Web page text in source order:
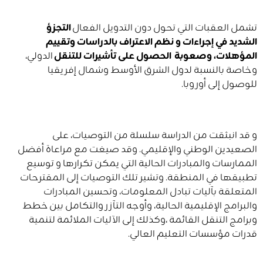
تشمل العقبات التي تحول دون التدويل الفعالالتجزؤ
الشديد في إجراءات و نظم الاعتراف بالدراسات وتقييم
المؤهلات، وصعوبة الحصول على تأشيرات للتنقلالدولي،
وخاصة بالنسبة لدول الشرق الأوسط وشمال إفريقيا
للوصول إلى أوروبا.
و قد انبثقت من الدراسة سلسلة من التوصيات، على
الصعيدين الوطني والإقليمي. وقد صيغت مع مراعاة أفضل
الممارسات والمبادرات الحالية التي يمكن تكرارها و توسيع
تطبيقها في المنطقة. وتشير تلك التوصيات إلى المقترحات
المتعلقة بآليات تبادل المعلومات، وتحسين المبادرات
والبرامج الإقليمية الحالية، وأوجه التآزر والتكامل بين خطط
وبرامج التنقل القائمة ،وكذلك إلى الآليات الملائمة لتنمية
قدرات مؤسسات التعليم العالي.